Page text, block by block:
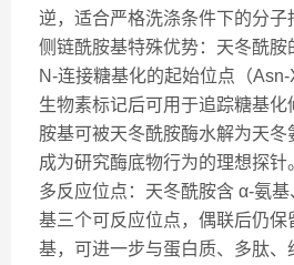
逆，适合严格洗涤条件下的分子
侧链酰胺基特殊优势：天冬酰胺
N-连接糖基化的起始位点（Asn-
生物素标记后可用于追踪糖基
胺基可被天冬酰胺酶水解为天
成为研究酶底物行为的理想探针
多反应位点：天冬酰胺含 α-氨
基三个可反应位点，偶联后仍保
基，可进一步与蛋白质、多肽、